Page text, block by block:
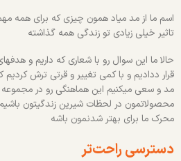
اسم ما از مد میاد همون چیزی که برای همه
تاثیر خیلی زیادی تو زندگی همه گذاشته
حالا ما این سوال رو با شعاری که داریم و
قرار ددادیم و با کمی تغییر و قرتی ترش
مد و سعی میکنیم این هماهنگی رو در مجموعه
محصولاتمون در لحظات شیرین زندگیتون
محرک ما برای بهتر شدنمون باشه
دسترسی راحت‌تر